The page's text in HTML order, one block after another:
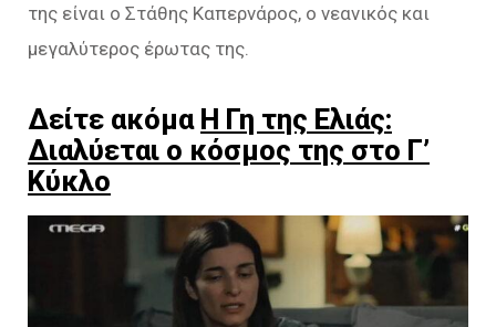
της είναι ο Στάθης Καπερνάρος, ο νεανικός και
μεγαλύτερος έρωτας της.
Δείτε ακόμα Η Γη της Ελιάς:
Διαλύεται ο κόσμος της στο Γ’
Κύκλο